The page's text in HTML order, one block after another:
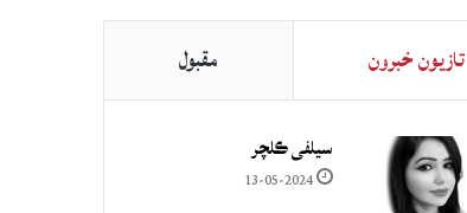
تازيون خبرون مقبول
سيلفي ڪلچر
13-05-2024